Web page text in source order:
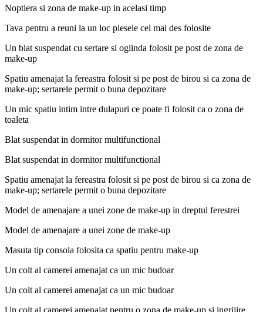
Noptiera si zona de make-up in acelasi timp
Tava pentru a reuni la un loc piesele cel mai des folosite
Un blat suspendat cu sertare si oglinda folosit pe post de zona de
make-up
Spatiu amenajat la fereastra folosit si pe post de birou si ca zona de
make-up; sertarele permit o buna depozitare
Un mic spatiu intim intre dulapuri ce poate fi folosit ca o zona de
toaleta
Blat suspendat in dormitor multifunctional
Blat suspendat in dormitor multifunctional
Spatiu amenajat la fereastra folosit si pe post de birou si ca zona de
make-up; sertarele permit o buna depozitare
Model de amenajare a unei zone de make-up in dreptul ferestrei
Model de amenajare a unei zone de make-up
Masuta tip consola folosita ca spatiu pentru make-up
Un colt al camerei amenajat ca un mic budoar
Un colt al camerei amenajat ca un mic budoar
Un colt al camerei amenajat pentru o zona de make-up si ingrijire